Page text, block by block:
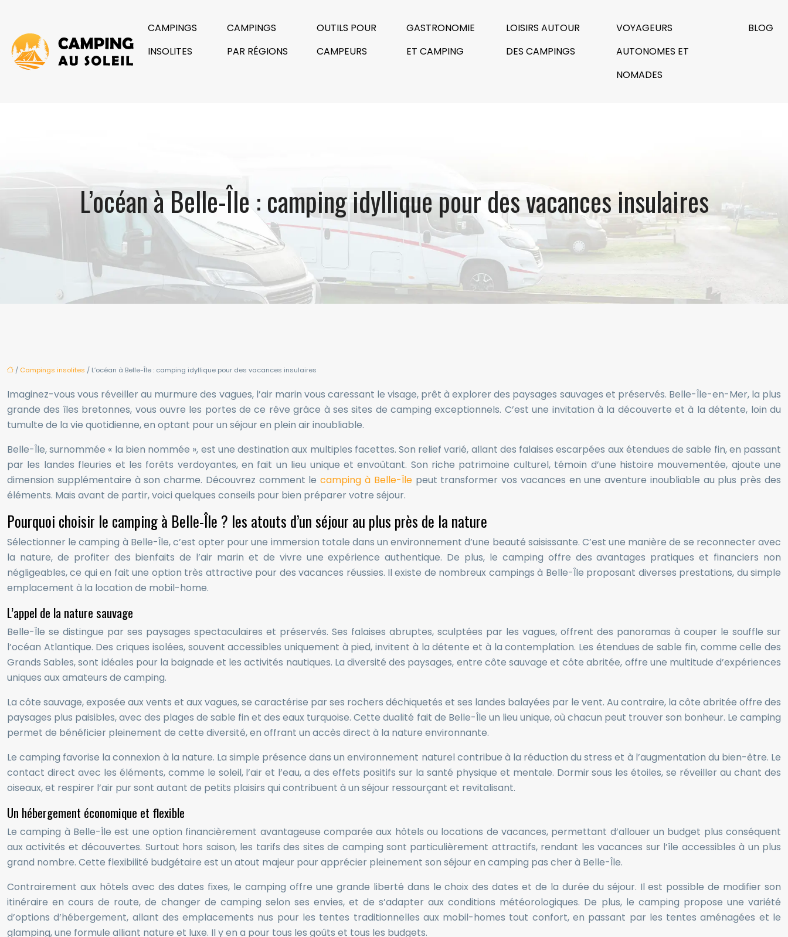
CAMPINGS
INSOLITES
CAMPINGS
PAR RÉGIONS
OUTILS POUR
CAMPEURS
GASTRONOMIE
ET CAMPING
LOISIRS AUTOUR
DES CAMPINGS
VOYAGEURS
AUTONOMES ET
NOMADES
BLOG
L’océan à Belle-Île : camping idyllique pour des vacances insulaires
/ Campings insolites / L’océan à Belle-Île : camping idyllique pour des vacances insulaires
Imaginez-vous vous réveiller au murmure des vagues, l’air marin vous caressant le visage, prêt à explorer des paysages sauvages et préservés. Belle-Île-en-Mer, la plus
grande des îles bretonnes, vous ouvre les portes de ce rêve grâce à ses sites de camping exceptionnels. C’est une invitation à la découverte et à la détente, loin du
tumulte de la vie quotidienne, en optant pour un séjour en plein air inoubliable.
Belle-Île, surnommée « la bien nommée », est une destination aux multiples facettes. Son relief varié, allant des falaises escarpées aux étendues de sable fin, en passant
par les landes fleuries et les forêts verdoyantes, en fait un lieu unique et envoûtant. Son riche patrimoine culturel, témoin d’une histoire mouvementée, ajoute une
dimension supplémentaire à son charme. Découvrez comment le camping à Belle-Îlepeut transformer vos vacances en une aventure inoubliable au plus près des
éléments. Mais avant de partir, voici quelques conseils pour bien préparer votre séjour.
Pourquoi choisir le camping à Belle-Île ? les atouts d’un séjour au plus près de la nature
Sélectionner le camping à Belle-Île, c’est opter pour une immersion totale dans un environnement d’une beauté saisissante. C’est une manière de se reconnecter avec
la nature, de profiter des bienfaits de l’air marin et de vivre une expérience authentique. De plus, le camping offre des avantages pratiques et financiers non
négligeables, ce qui en fait une option très attractive pour des vacances réussies. Il existe de nombreux campings à Belle-Île proposant diverses prestations, du simple
emplacement à la location de mobil-home.
L’appel de la nature sauvage
Belle-Île se distingue par ses paysages spectaculaires et préservés. Ses falaises abruptes, sculptées par les vagues, offrent des panoramas à couper le souffle sur
l’océan Atlantique. Des criques isolées, souvent accessibles uniquement à pied, invitent à la détente et à la contemplation. Les étendues de sable fin, comme celle des
Grands Sables, sont idéales pour la baignade et les activités nautiques. La diversité des paysages, entre côte sauvage et côte abritée, offre une multitude d’expériences
uniques aux amateurs de camping.
La côte sauvage, exposée aux vents et aux vagues, se caractérise par ses rochers déchiquetés et ses landes balayées par le vent. Au contraire, la côte abritée offre des
paysages plus paisibles, avec des plages de sable fin et des eaux turquoise. Cette dualité fait de Belle-Île un lieu unique, où chacun peut trouver son bonheur. Le camping
permet de bénéficier pleinement de cette diversité, en offrant un accès direct à la nature environnante.
Le camping favorise la connexion à la nature. La simple présence dans un environnement naturel contribue à la réduction du stress et à l’augmentation du bien-être. Le
contact direct avec les éléments, comme le soleil, l’air et l’eau, a des effets positifs sur la santé physique et mentale. Dormir sous les étoiles, se réveiller au chant des
oiseaux, et respirer l’air pur sont autant de petits plaisirs qui contribuent à un séjour ressourçant et revitalisant.
Un hébergement économique et flexible
Le camping à Belle-Île est une option financièrement avantageuse comparée aux hôtels ou locations de vacances, permettant d’allouer un budget plus conséquent
aux activités et découvertes. Surtout hors saison, les tarifs des sites de camping sont particulièrement attractifs, rendant les vacances sur l’île accessibles à un plus
grand nombre. Cette flexibilité budgétaire est un atout majeur pour apprécier pleinement son séjour en camping pas cher à Belle-Île.
Contrairement aux hôtels avec des dates fixes, le camping offre une grande liberté dans le choix des dates et de la durée du séjour. Il est possible de modifier son
itinéraire en cours de route, de changer de camping selon ses envies, et de s’adapter aux conditions météorologiques. De plus, le camping propose une variété
d’options d’hébergement, allant des emplacements nus pour les tentes traditionnelles aux mobil-homes tout confort, en passant par les tentes aménagées et le
glamping, une formule alliant nature et luxe. Il y en a pour tous les goûts et tous les budgets.